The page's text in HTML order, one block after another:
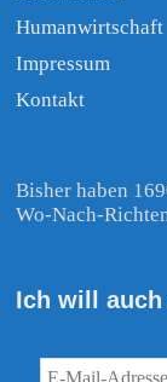
Humanwirtschaft
Impressum
Kontakt
Bisher haben
Wo-Nach-
Ich will